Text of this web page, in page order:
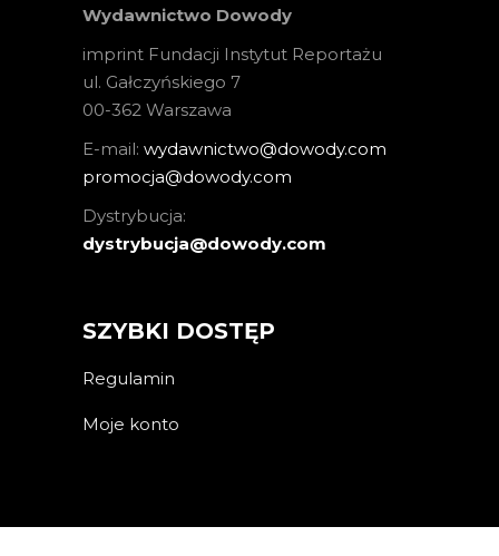
Wydawnictwo Dowody
imprint Fundacji Instytut Reportażu
ul. Gałczyńskiego 7
00-362 Warszawa
E-mail: wydawnictwo@dowody.com
promocja@dowody.com
Dystrybucja:
dystrybucja@dowody.com
SZYBKI DOSTĘP
Regulamin
Moje konto